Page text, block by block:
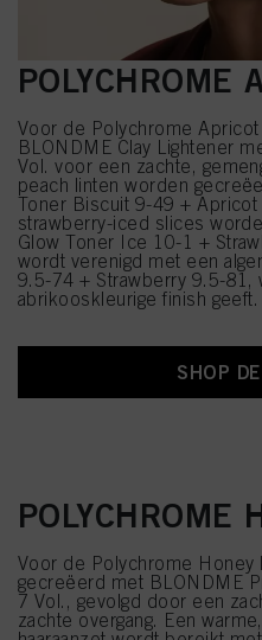
POLYCHROME
Voor de Polychrome
BLONDME Clay Lightener
Vol. voor een zachte,
peach linten worden
Toner Biscuit 9-49 +
strawberry-iced slices
Glow Toner Ice 10-1 +
wordt verenigd met een
9.5-74 + Strawberry 9.5-81,
abrikooskleurige finish geeft.
SHOP
POLYCHROME
Voor de Polychrome
gecreëerd met BLONDME
7 Vol., gevolgd door een
zachte overgang. Een